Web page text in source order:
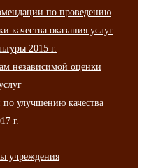
по проведению
качества оказания услуг
2015 г.
независимой оценки
улучшению качества
г.
учреждения